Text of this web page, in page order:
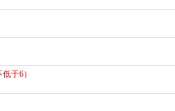
于6）